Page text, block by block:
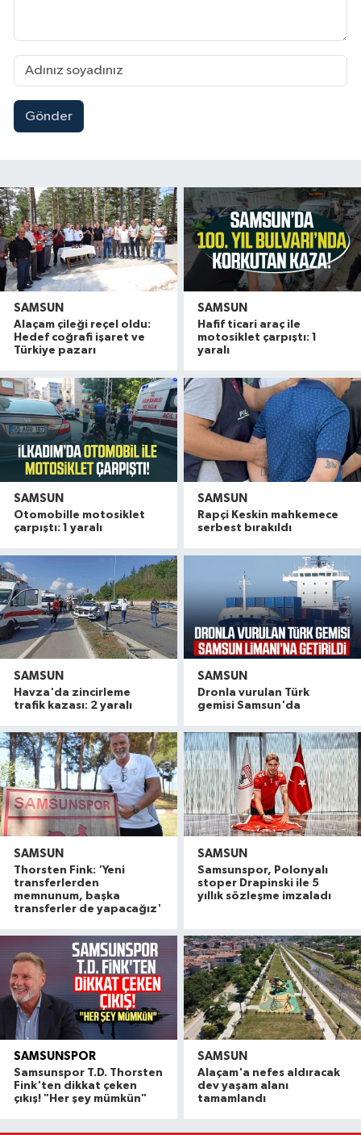
Gönder
SAMSUN
Alaçam çileği reçel oldu:
Hedef coğrafi işaret ve
Türkiye pazarı
SAMSUN
Hafif ticari araç ile
motosiklet çarpıştı: 1
yaralı
SAMSUN
Otomobille motosiklet
çarpıştı: 1 yaralı
SAMSUN
Rapçi Keskin mahkemece
serbest bırakıldı
SAMSUN
Havza'da zincirleme
trafik kazası: 2 yaralı
SAMSUN
Dronla vurulan Türk
gemisi Samsun'da
SAMSUN
Thorsten Fink: 'Yeni
transferlerden
memnunum, başka
transferler de yapacağız'
SAMSUN
Samsunspor, Polonyalı
stoper Drapinski ile 5
yıllık sözleşme imzaladı
SAMSUNSPOR
Samsunspor T.D. Thorsten
Fink'ten dikkat çeken
çıkış! "Her şey mümkün"
SAMSUN
Alaçam'a nefes aldıracak
dev yaşam alanı
tamamlandı
20:16 |Alaçam çileği reçel oldu: Hedef coğrafi işaret ve
19:06 |Hafif ticari araç ile motosiklet çarpıştı: 1 yaralı
17:59 | Otomobille motosiklet çarpıştı: 1 yaralı